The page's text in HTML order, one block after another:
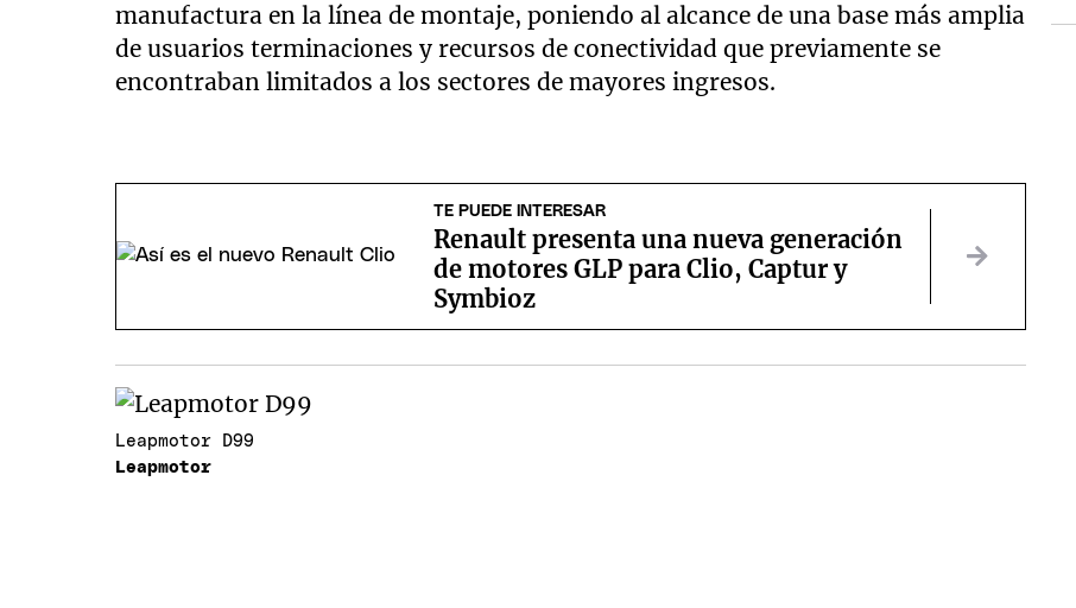
manufactura en la línea de montaje, poniendo al alcance de una base más amplia
de usuarios terminaciones y recursos de conectividad que previamente se
encontraban limitados a los sectores de mayores ingresos.
TE PUEDE INTERESAR
Renault presenta una nueva generación
de motores GLP para Clio, Captur y
Symbioz
Leapmotor D99
Leapmotor